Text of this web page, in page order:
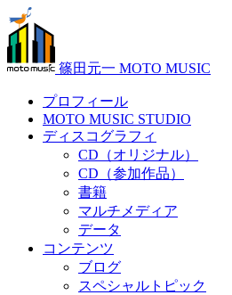
篠田元一 MOTO MUSIC
プロフィール
MOTO MUSIC STUDIO
ディスコグラフィ
CD（オリジナル）
CD（参加作品）
書籍
マルチメディア
データ
コンテンツ
ブログ
スペシャルトピック